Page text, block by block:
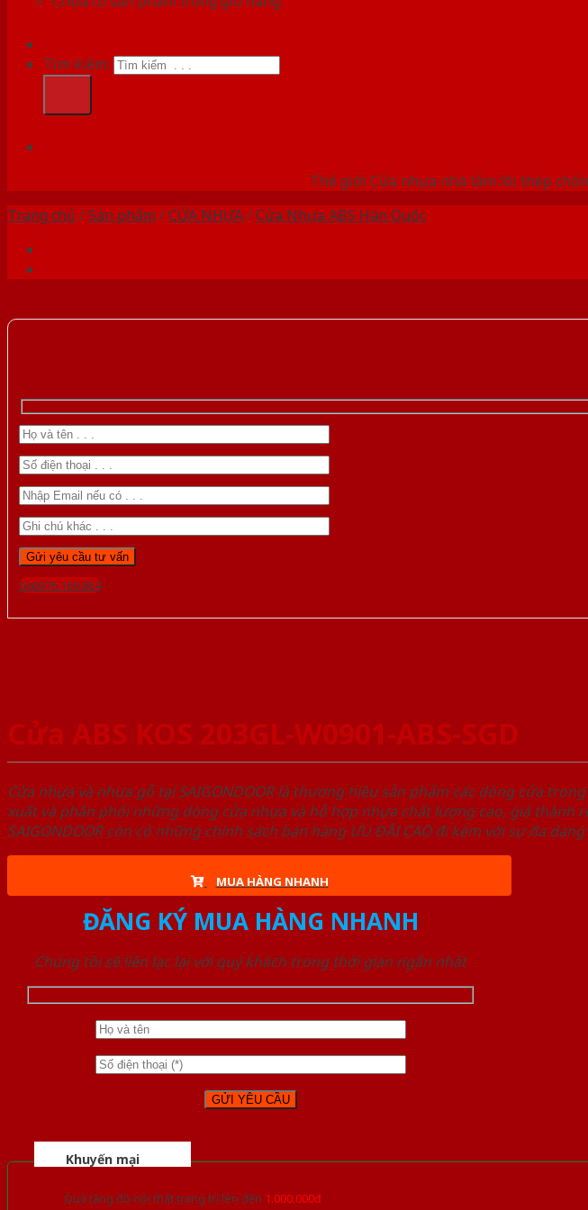
Tìm kiếm:
Thế giới Cửa nhựa nhà tắm lõi thép
Trang chủ /Sản phẩm /CỬA NHỰA/Cửa Nhựa ABS Hàn Quốc
Gọi 0976.169.864
Cửa ABS KOS 203GL-W0901-ABS-SGD
Cửa nhựa và nhựa gỗ tại SAIGONDOOR là thương hiệu sản phẩm các dòng cửa
xuất và phân phối những dòng cửa nhựa và hỗ hợp nhựa chất lượng cao, giá thành
SAIGONDOOR còn có những chính sách bán hàng ƯU ĐÃI CAO đi kèm với sự đa
MUA HÀNG NHANH
ĐĂNG KÝ MUA HÀNG NHANH
Chúng tôi sẽ liên lạc lại với quý khách trong thời gian ngắn nhất
Khuyến mại
Quà tặng đồ nội thất trang trí lên đến 1.000.000đ